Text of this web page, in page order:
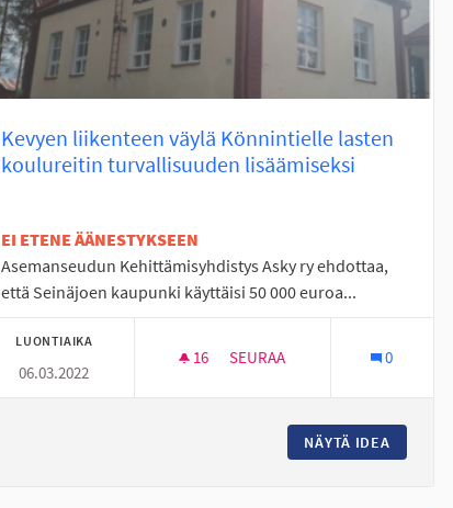
Kevyen liikenteen väylä Könnintielle lasten
koulureitin turvallisuuden lisäämiseksi
EI ETENE ÄÄNESTYKSEEN
Asemanseudun Kehittämisyhdistys Asky ry ehdottaa,
että Seinäjoen kaupunki käyttäisi 50 000 euroa...
LUONTIAIKA
06.03.2022
16 16 SEURAAJAA
SEURAA
KEVYEN LIIKENTEEN VÄYLÄ
0
NÄYTÄ IDEA